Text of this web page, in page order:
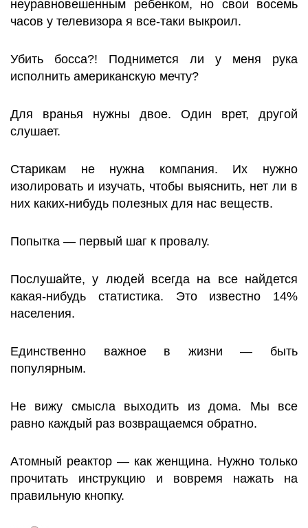
неуравновешенным ребенком, но свои восемь
часов у телевизора я все-таки выкроил.
Убить босса?! Поднимется ли у меня рука
исполнить американскую мечту?
Для вранья нужны двое. Один врет, другой
слушает.
Старикам не нужна компания. Их нужно
изолировать и изучать, чтобы выяснить, нет ли в
них каких-нибудь полезных для нас веществ.
Попытка — первый шаг к провалу.
Послушайте, у людей всегда на все найдется
какая-нибудь статистика. Это известно 14%
населения.
Единственно важное в жизни — быть
популярным.
Не вижу смысла выходить из дома. Мы все
равно каждый раз возвращаемся обратно.
Атомный реактор — как женщина. Нужно только
прочитать инструкцию и вовремя нажать на
правильную кнопку.